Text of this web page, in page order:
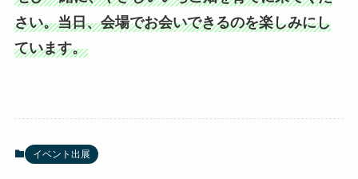
さい。当日、会場でお会いできるのを楽しみにし
ています。
イベント出展